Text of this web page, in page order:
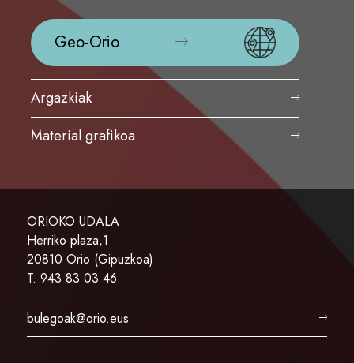
Geo-Orio
Argazkiak
Material grafikoa
ORIOKO UDALA
Herriko plaza,1
20810 Orio (Gipuzkoa)
T. 943 83 03 46
bulegoak@orio.eus